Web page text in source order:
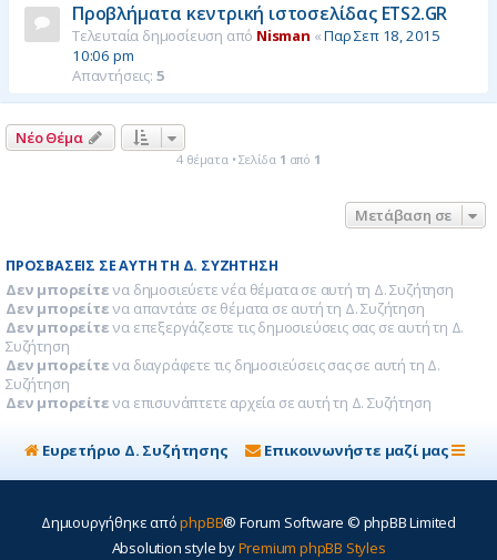
Προβλήματα κεντρική ιστοσελίδας ETS2.GR
Τελευταία δημοσίευση από Nisman «Παρ Σεπ 18, 2015
10:06 pm
Απαντήσεις: 5
Νέο Θέμα
4 θέματα • Σελίδα 1 από 1
Μετάβαση σε
ΠΡΟΣΒΆΣΕΙΣ ΣΕ ΑΥΤΉ ΤΗ Δ. ΣΥΖΉΤΗΣΗ
Δεν μπορείτενα δημοσιεύετε νέα θέματα σε αυτή τη Δ. Συζήτηση
Δεν μπορείτενα απαντάτε σε θέματα σε αυτή τη Δ. Συζήτηση
Δεν μπορείτενα επεξεργάζεστε τις δημοσιεύσεις σας σε αυτή τη Δ.
Συζήτηση
Δεν μπορείτενα διαγράφετε τις δημοσιεύσεις σας σε αυτή τη Δ.
Συζήτηση
Δεν μπορείτενα επισυνάπτετε αρχεία σε αυτή τη Δ. Συζήτηση
Ευρετήριο Δ. Συζήτησης Επικοινωνήστε μαζί μας
Δημιουργήθηκε απόphpBB® Forum Software © phpBB Limited
Absolution style byPremium phpBB Styles